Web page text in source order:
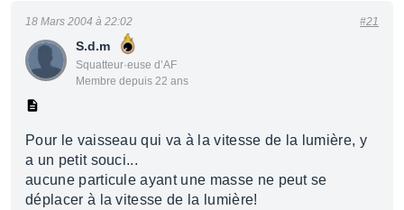
S.d.m
Squatteur·euse d’AF
Membre depuis 22 ans
18 Mars 2004 à 22:02 #21
Pour le vaisseau qui va à la vitesse de la lumière, y
a un petit souci...
aucune particule ayant une masse ne peut se
déplacer à la vitesse de la lumière!